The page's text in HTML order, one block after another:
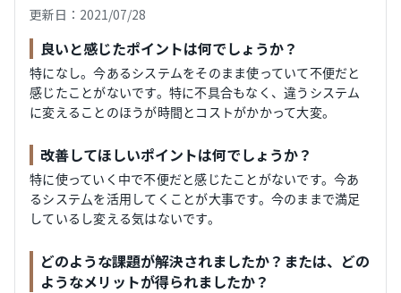
更新日：2021/07/28
良いと感じたポイントは何でしょうか？
特になし。今あるシステムをそのまま使っていて不便だと
感じたことがないです。特に不具合もなく、違うシステム
に変えることのほうが時間とコストがかかって大変。
改善してほしいポイントは何でしょうか？
特に使っていく中で不便だと感じたことがないです。今あ
るシステ厶を活用してくことが大事です。今のままで満足
しているし変える気はないです。
どのような課題が解決されましたか？または、どの
ようなメリットが得られましたか？